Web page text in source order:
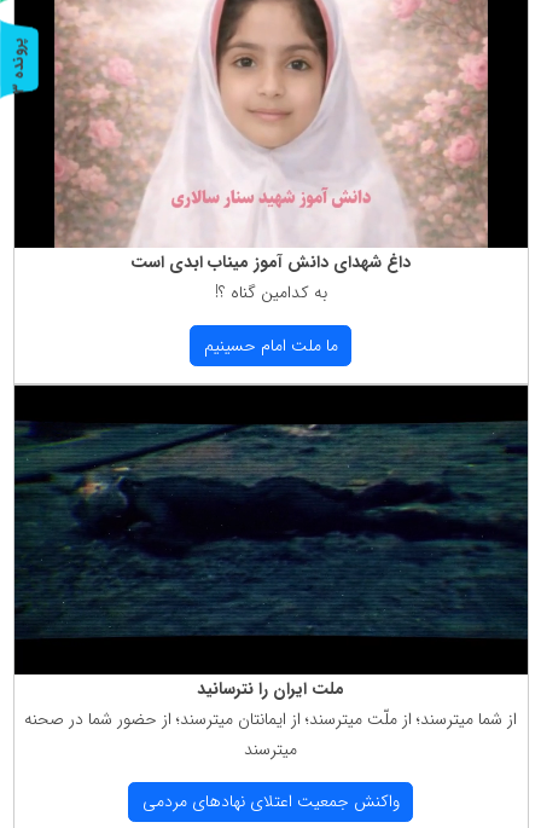
داغ شهدای دانش آموز میناب ابدی است
به كدامین گناه ؟!
ما ملت امام حسینیم
ملت ایران را نترسانید
از شما میترسند؛ از ملّت میترسند؛ از ایمانتان میترسند؛ از حضور شما در صحنه
میترسند
واكنش جمعیت اعتلای نهادهای مردمی
پ
ر
و
ن
د
ه
3